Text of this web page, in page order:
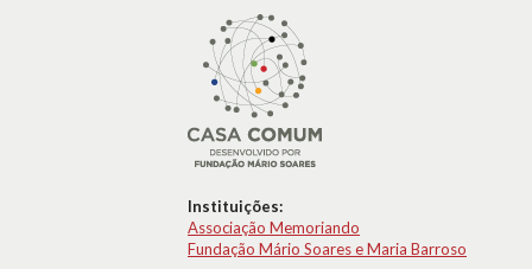
Instituições:
Associação Memoriando
Fundação Mário Soares e Maria Barroso